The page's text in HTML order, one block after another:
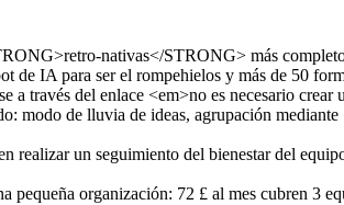
nativas</STRONG> más
de IA para ser el rompehielos y más de 50
a través del enlace <em>no es necesario
modo de lluvia de ideas, agrupación
realizar un seguimiento del bienestar del
pequeña organización: 72 £ al mes cubren 3